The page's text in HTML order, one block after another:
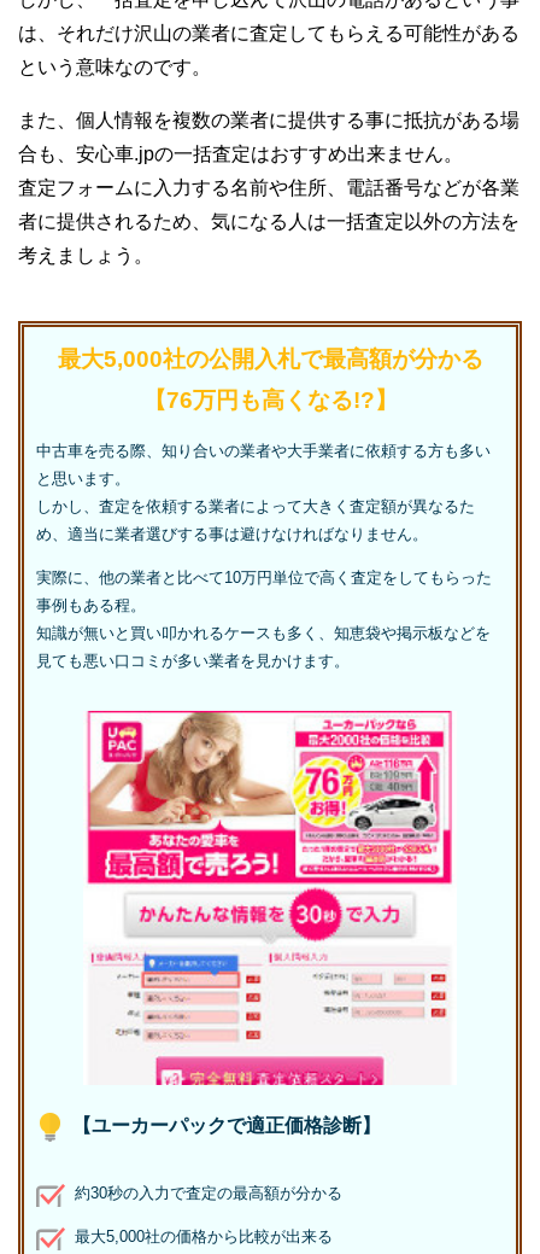
は、それだけ沢山の業者に査定してもらえる可能性がある
という意味なのです。
また、個人情報を複数の業者に提供する事に抵抗がある場
合も、安心車.jpの一括査定はおすすめ出来ません。
査定フォームに入力する名前や住所、電話番号などが各業
者に提供されるため、気になる人は一括査定以外の方法を
考えましょう。
最大5,000社の公開入札で最高額が分かる
【76万円も高くなる!?】
中古車を売る際、知り合いの業者や大手業者に依頼する方も多い
と思います。
しかし、査定を依頼する業者によって大きく査定額が異なるた
め、適当に業者選びする事は避けなければなりません。
実際に、他の業者と比べて10万円単位で高く査定をしてもらった
事例もある程。
知識が無いと買い叩かれるケースも多く、知恵袋や掲示板などを
見ても悪い口コミが多い業者を見かけます。
【ユーカーパックで適正価格診断】
約30秒の入力で査定の最高額が分かる
最大5,000社の価格から比較が出来る